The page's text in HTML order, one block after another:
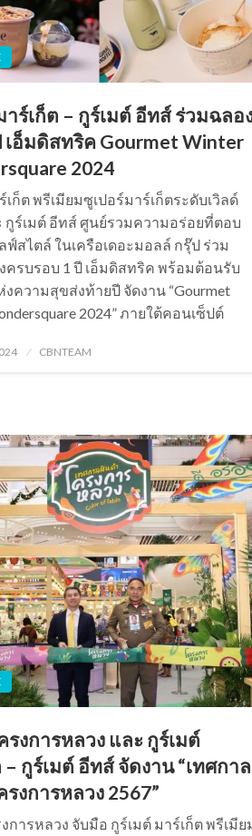
าร์เก็ต – กูร์เมต์ อีทส์ ร่วมฉลอ
เอ็มดิสทริค Gourmet Winter
2024
เก็ต พรีเมียมซูเปอร์มาร์เก็ตระดับเวิลด์
กูร์เมต์ อีทส์ ศูนย์รวมความอร่อยที่ตอบ
ฟ์สไตล์ ในเครือเดอะมอลล์ กรุ๊ป ร่วม
ครบรอบ 1 ปี เอ็มดิสทริค พร้อมต้อนรับ
งความสุขส่งท้ายปี จัดงาน “Gourmet
2024” ภายใต้คอนเซ็ปต์
CBNTEAM
งการหลวง และ กูร์เมต์
– กูร์เมต์ อีทส์ จัดงาน “เทศกาล
งการหลวง 2567”
การหลวง จับมือ กูร์เมต์ มาร์เก็ต พรีเมีย